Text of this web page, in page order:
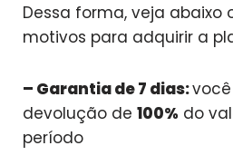
Dessa forma, veja abaixo
motivos para adquirir a
– Garantia de 7 dias:
devolução de 100% do
período